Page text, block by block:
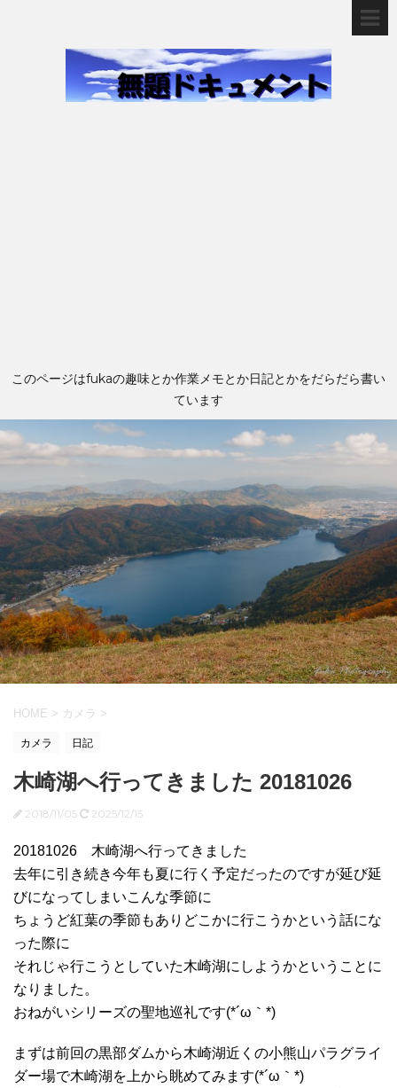
このページはfukaの趣味とか作業メモとか日記とかをだらだら書い
ています
HOME > カメラ >
カメラ 日記
木崎湖へ行ってきました 20181026
2018/11/05 2025/12/15
20181026 木崎湖へ行ってきました
去年に引き続き今年も夏に行く予定だったのですが延び延
びになってしまいこんな季節に
ちょうど紅葉の季節もありどこかに行こうかという話にな
った際に
それじゃ行こうとしていた木崎湖にしようかということに
なりました。
おねがいシリーズの聖地巡礼です(*´ω｀*)
まずは前回の黒部ダムから木崎湖近くの小熊山パラグライ
ダー場で木崎湖を上から眺めてみます(*´ω｀*)